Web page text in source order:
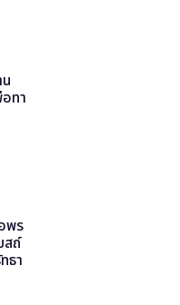
ทา
พร
สถ์
ธา